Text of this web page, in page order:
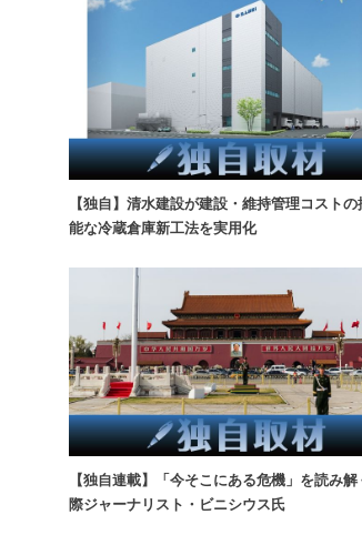
【独自】清水建設が建設・維持管理コストの
能な冷蔵倉庫新工法を実用化
【独自連載】「今そこにある危機」を読み
際ジャーナリスト・ビニシウス氏